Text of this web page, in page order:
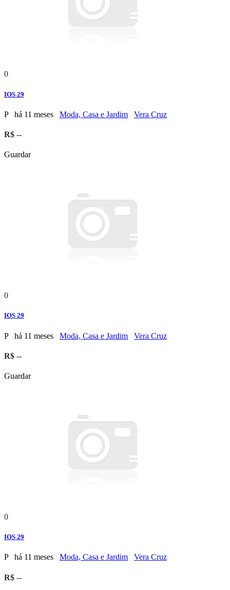
0
IOS 29
P há 11 meses Moda, Casa e Jardim Vera Cruz
R$ --
Guardar
0
IOS 29
P há 11 meses Moda, Casa e Jardim Vera Cruz
R$ --
Guardar
0
IOS 29
P há 11 meses Moda, Casa e Jardim Vera Cruz
R$ --